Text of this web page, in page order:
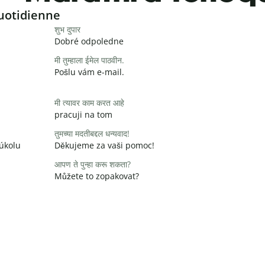
शुभ दुपार
Dobré odpoledne
मी तुम्हाला ईमेल पाठवीन.
Pošlu vám e-mail.
मी त्यावर काम करत आहे
pracuji na tom
तुमच्या मदतीबद्दल धन्यवाद!
Děkujeme za vaši pomoc!
आपण ते पुन्हा करू शकता?
Můžete to zopakovat?